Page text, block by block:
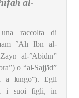
al-
una raccolta di
°Alī Ibn al-
al-°Abidīn”
o “al-Sajjād”
a lungo”). Egli
i suoi figli, in